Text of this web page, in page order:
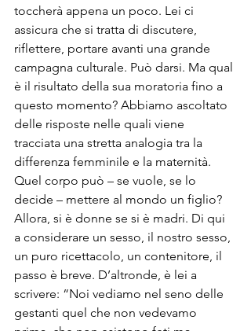
toccherà appena un poco. Lei ci
assicura che si tratta di discutere,
riflettere, portare avanti una grande
campagna culturale. Può darsi. Ma qual
è il risultato della sua moratoria fino a
questo momento? Abbiamo ascoltato
delle risposte nelle quali viene
tracciata una stretta analogia tra la
differenza femminile e la maternità.
Quel corpo può – se vuole, se lo
decide – mettere al mondo un figlio?
Allora, si è donne se si è madri. Di qui
a considerare un sesso, il nostro sesso,
un puro ricettacolo, un contenitore, il
passo è breve. D’altronde, è lei a
scrivere: “Noi vediamo nel seno delle
gestanti quel che non vedevamo